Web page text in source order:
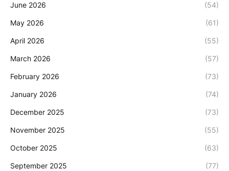
June 2026 (54)
May 2026 (61)
April 2026 (55)
March 2026 (57)
February 2026 (73)
January 2026 (74)
December 2025 (73)
November 2025 (55)
October 2025 (63)
September 2025 (77)